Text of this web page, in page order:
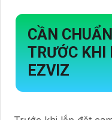
CẦN
TRƯỚC
EZVIZ